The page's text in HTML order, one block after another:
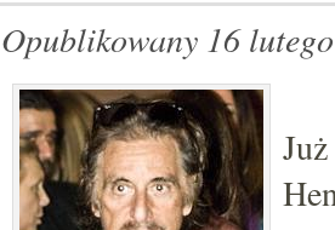
Opublikowany 16